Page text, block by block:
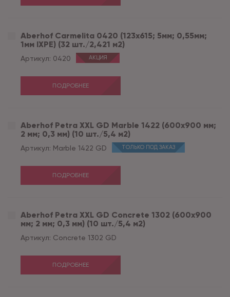
Aberhof Carmelita 0420 (123x615; 5мм; 0,55мм;
1мм IXPE) (32 шт./2,421 м2)
Артикул: 0420 АКЦИЯ
ПОДРОБНЕЕ
Aberhof Petra XXL GD Marble 1422 (600x900 мм;
2 мм; 0,3 мм) (10 шт./5,4 м2)
Артикул: Marble 1422 GD ТОЛЬКО ПОД ЗАКАЗ
ПОДРОБНЕЕ
Aberhof Petra XXL GD Concrete 1302 (600x900
мм; 2 мм; 0,3 мм) (10 шт./5,4 м2)
Артикул: Concrete 1302 GD
ПОДРОБНЕЕ